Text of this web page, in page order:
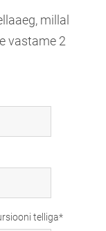
millal
vastame 2
telliga